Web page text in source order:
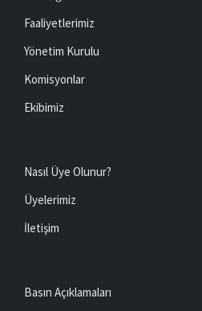
Faaliyetlerimiz
Yönetim Kurulu
Komisyonlar
Ekibimiz
Nasıl Üye Olunur?
Üyelerimiz
İletişim
Basın Açıklamaları